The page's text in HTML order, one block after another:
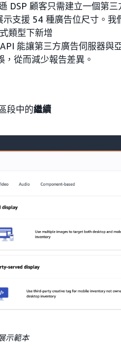
DSP 顧客只需建立一個第
支援 54 種廣告位尺寸。我
類型下新增
能讓第三方廣告伺服器與
從而減少報告差異。
段中的繼續
示範本